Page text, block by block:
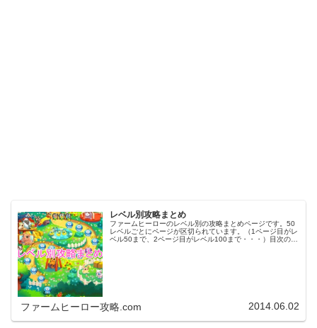
レベル別攻略まとめ
ファームヒーローのレベル別の攻略まとめページです。50
レベルごとにページが区切られています。（1ページ目がレ
ベル50まで、2ページ目がレベル100まで・・・）目次のリ
ファームヒーロー攻略.com 2014.06.02